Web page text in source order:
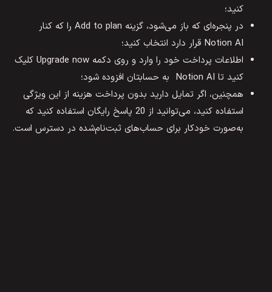
کنید؛
در پنجره‌ای که باز می‌شود، گزینه Add to plan را که کنار
Notion AI قرار دارد انتخاب کنید؛
اطلاعات پرداخت خود را وارد و روی دکمه Upgrade now کلیک
کنید تا Notion AI به حسابتان افزوده شود؛
همچنین، اگر تمایل دارید بدون پرداخت هزینه از این ویژگی
استفاده کنید، می‌توانید از 20 پاسخ رایگان استفاده کنید که
به‌صورت خودکار برای حساب‌های ثبت‌نام‌شده در دسترس است.